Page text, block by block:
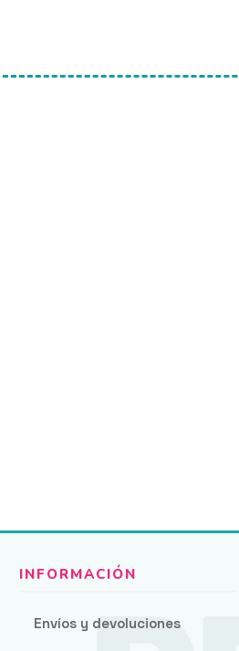
Envíos y devoluciones